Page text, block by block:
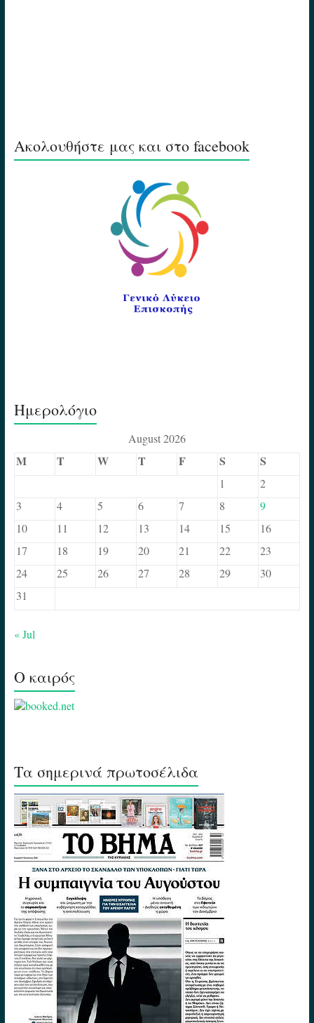
Ακολουθήστε μας και στο facebook
Ημερολόγιο
August 2026
M T W T F S S
1
2
3
4 5 6 7 8
9
10
11 12 13 14 15
16
17
18 19 20 21 22
23
24
25 26 27 28 29
30
31
« Jul
Ο καιρός
Τα σημερινά πρωτοσέλιδα